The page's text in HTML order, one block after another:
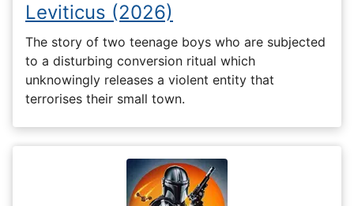
Leviticus (2026)
The story of two teenage boys who are subjected
to a disturbing conversion ritual which
unknowingly releases a violent entity that
terrorises their small town.